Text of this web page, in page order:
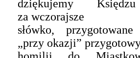
dziękujemy
za wczorajsze
słówko,
„przy okazji”